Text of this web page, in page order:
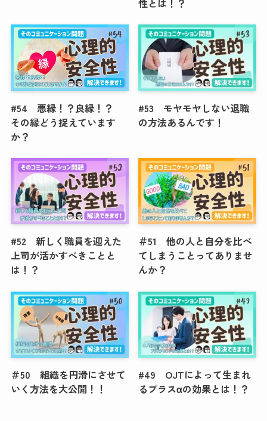
性とは！？
#54 悪縁！？良縁！？
その縁どう捉えています
か？
#53 モヤモヤしない退職
の方法あるんです！
#52 新しく職員を迎えた
上司が活かすべきことと
は！？
＃51 他の人と自分を比べ
てしまうことってありませ
んか？
＃50 組織を円滑にさせて
いく方法を大公開！！
#49 OJTによって生まれ
るプラスαの効果とは！？